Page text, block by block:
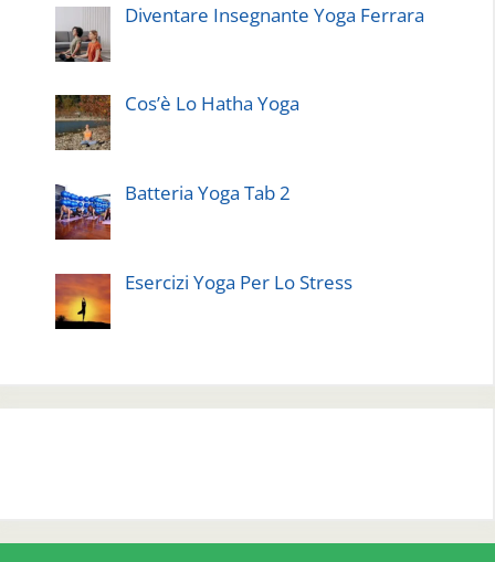
Diventare Insegnante Yoga Ferrara
Cos’è Lo Hatha Yoga
Batteria Yoga Tab 2
Esercizi Yoga Per Lo Stress